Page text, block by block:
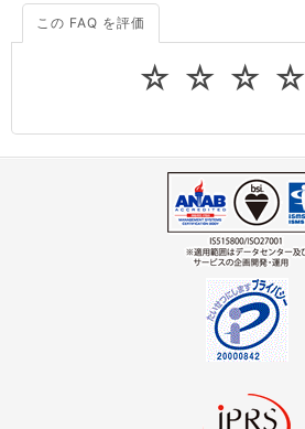
サーバーが重いので調査してほしい
CPUやメモリをアップグレードしたい
この FAQ を評価
☆
☆
☆
☆